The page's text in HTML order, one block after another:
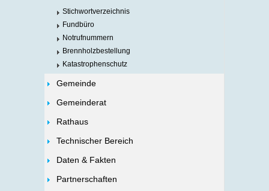
Stichwortverzeichnis
Fundbüro
Notrufnummern
Brennholzbestellung
Katastrophenschutz
Gemeinde
Gemeinderat
Rathaus
Technischer Bereich
Daten & Fakten
Partnerschaften